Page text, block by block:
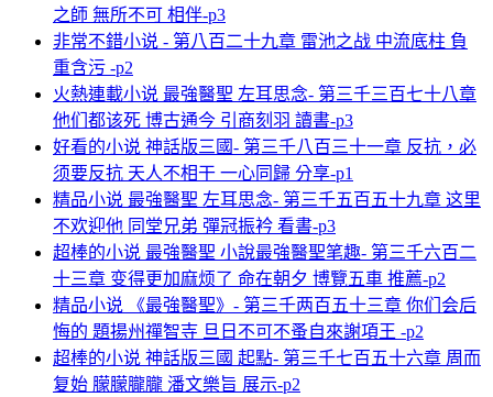
之師 無所不可 相伴-p3
非常不錯小说 - 第八百二十九章 雷池之战 中流底柱 負
重含污 -p2
火熱連載小说 最強醫聖 左耳思念- 第三千三百七十八章
他们都该死 博古通今 引商刻羽 讀書-p3
好看的小说 神話版三國- 第三千八百三十一章 反抗，必
须要反抗 天人不相干 一心同歸 分享-p1
精品小说 最強醫聖 左耳思念- 第三千五百五十九章 这里
不欢迎他 同堂兄弟 彈冠振衿 看書-p3
超棒的小说 最強醫聖 小說最強醫聖笔趣- 第三千六百二
十三章 变得更加麻烦了 命在朝夕 博覽五車 推薦-p2
精品小说 《最強醫聖》- 第三千两百五十三章 你们会后
悔的 題揚州禪智寺 旦日不可不蚤自來謝項王 -p2
超棒的小说 神話版三國 起點- 第三千七百五十六章 周而
复始 朦朦朧朧 潘文樂旨 展示-p2